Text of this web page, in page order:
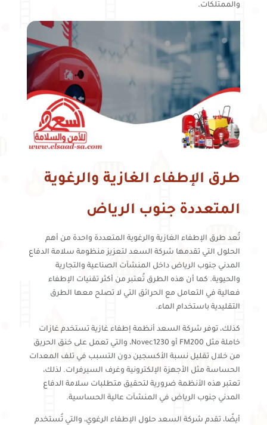
والممتلكات.
طرق الإطفاء الغازية والرغوية
المتعددة جنوب الرياض
تُعد طرق الإطفاء الغازية والرغوية المتعددة واحدة من أهم
الحلول التي تقدمها شركة السعد لتعزيز منظومة سلامة الدفاع
المدني جنوب الرياض داخل المنشآت الصناعية والتجارية
والحيوية. كما أن هذه الطرق تُعتبر من أكثر تقنيات الإطفاء
فعالية في التعامل مع الحرائق التي لا تصلح معها الطرق
التقليدية باستخدام الماء.
كذلك، توفر شركة السعد أنظمة إطفاء غازية تستخدم غازات
خاملة مثل FM200 أو Novec1230، والتي تعمل على خنق الحريق
من خلال تقليل نسبة الأكسجين دون التسبب في تلف المعدات
الحساسة مثل الأجهزة الإلكترونية وغرف السيرفرات. لذلك،
تعتبر هذه الأنظمة ضرورية لتحقيق متطلبات سلامة الدفاع
المدني جنوب الرياض في المنشآت عالية الحساسية.
أيضًا، تقدم شركة السعد حلول الإطفاء الرغوي، والتي تُستخدم